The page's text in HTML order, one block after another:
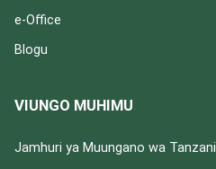
e-Office
Blogu
VIUNGO MUHIMU
Jamhuri ya Muungano wa